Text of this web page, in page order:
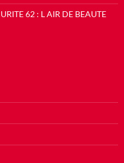
62 : L AIR DE BEAUTE